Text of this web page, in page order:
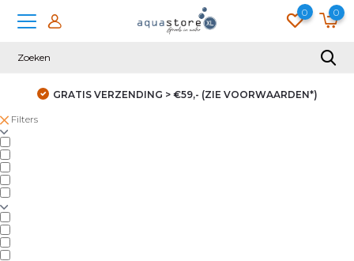
0 0
GRATIS VERZENDING > €59,- (ZIE VOORWAARDEN*)
Filters